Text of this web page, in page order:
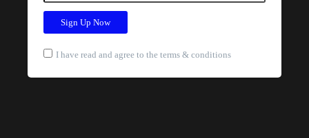
I have read and agree to the terms & conditions